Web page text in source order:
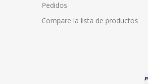
Pedidos
Compare la lista de productos